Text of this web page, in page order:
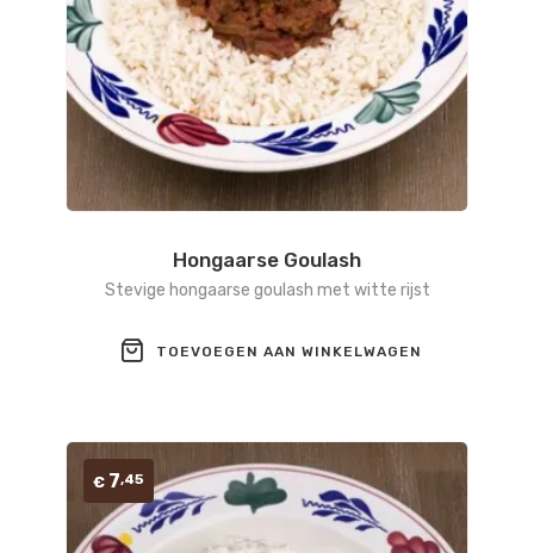
Hongaarse Goulash
Stevige hongaarse goulash met witte rijst
TOEVOEGEN AAN WINKELWAGEN
€ 7,45